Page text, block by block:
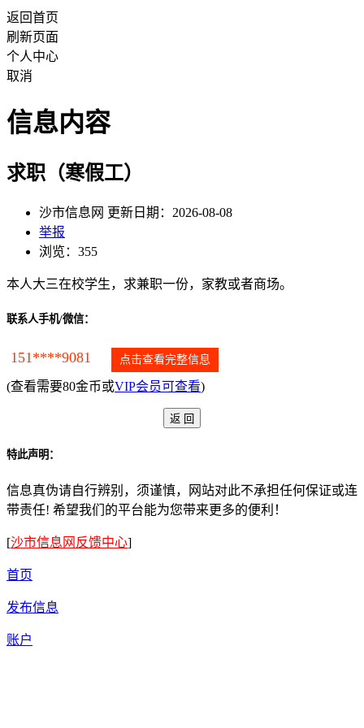
返回首页
刷新页面
个人中心
取消
信息内容
求职（寒假工）
沙市信息网 更新日期：2026-08-08
举报
浏览：355
本人大三在校学生，求兼职一份，家教或者商场。
联系人手机/微信：
151****9081 点击查看完整信息
(查看需要80金币或VIP会员可查看)
特此声明：
信息真伪请自行辨别，须谨慎，网站对此不承担任何保证或连
带责任! 希望我们的平台能为您带来更多的便利！
[沙市信息网反馈中心]
首页
发布信息
账户